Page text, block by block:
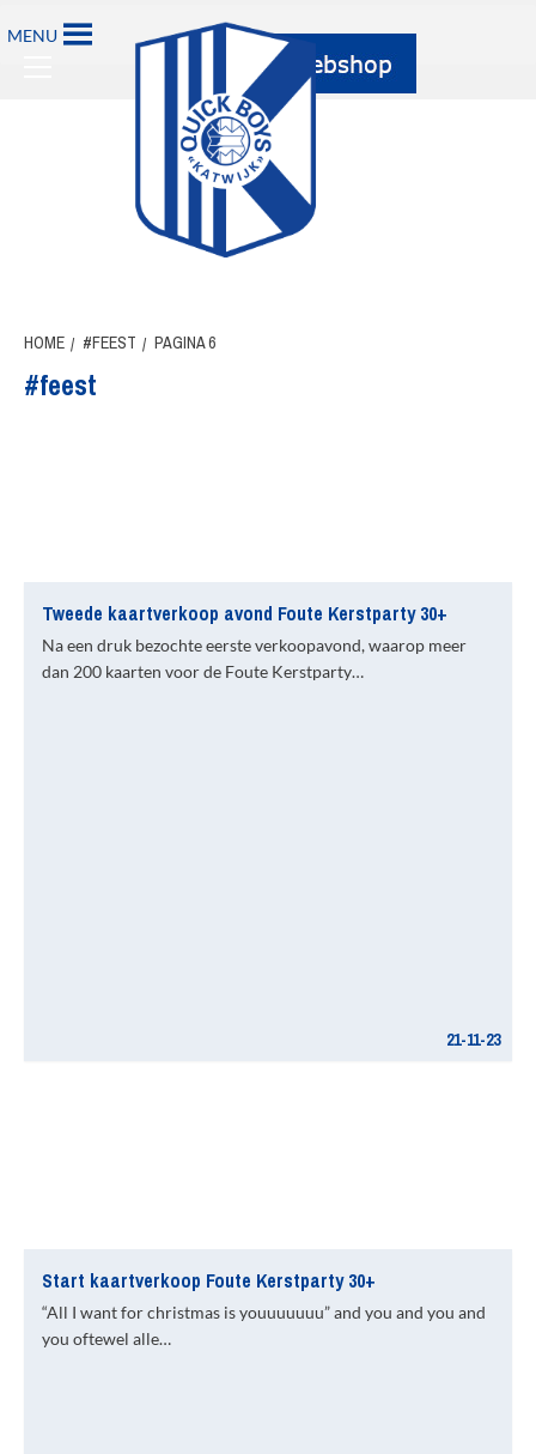
naar
MENU
Primary
HOME #FEEST PAGINA 6
#feest
Tweede kaartverkoop avond Foute Kerstparty 30+
Na een druk bezochte eerste verkoopavond, waarop meer
dan 200 kaarten voor de Foute Kerstparty…
21-11-23
Start kaartverkoop Foute Kerstparty 30+
“All I want for christmas is youuuuuuu” and you and you and
you oftewel alle…